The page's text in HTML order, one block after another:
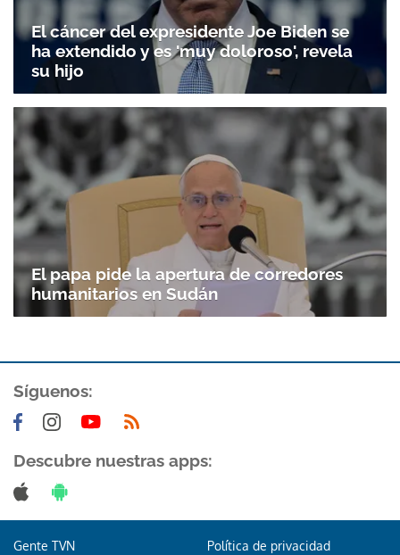
Gracias por suscribirte a nuestro boletín.
ACEPTAR
El cáncer del expresidente Joe Biden se
ha extendido y es 'muy doloroso', revela
su hijo
El papa pide la apertura de corredores
humanitarios en Sudán
Síguenos:
Descubre nuestras apps:
Gente TVN Política de privacidad